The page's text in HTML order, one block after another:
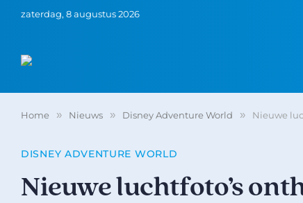
zaterdag, 8 augustus 2026
Home » Nieuws » Disney Adventure World » Nieuwe
DISNEY ADVENTURE WORLD
Nieuwe luchtfoto’s